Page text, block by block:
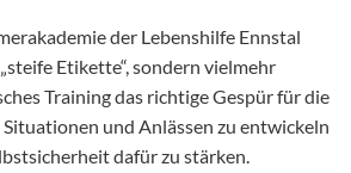
der Lebenshilfe Ennstal
Etikette“, sondern vielmehr
Training das richtige Gespür für die
und Anlässen zu entwickeln
dafür zu stärken.